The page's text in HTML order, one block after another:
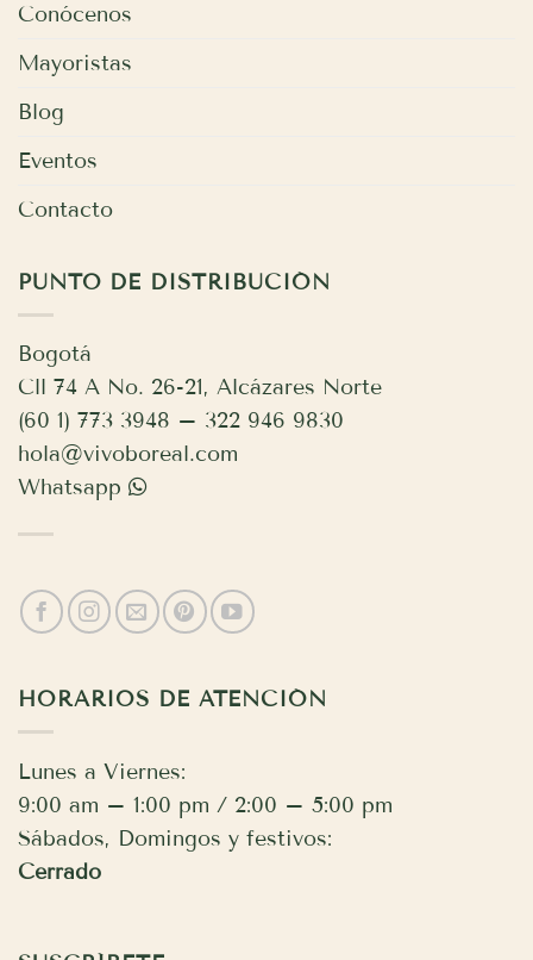
Conócenos
Mayoristas
Blog
Eventos
Contacto
PUNTO DE DISTRIBUCIÓN
Bogotá
Cll 74 A No. 26-21, Alcázares Norte
(60 1) 773 3948 – 322 946 9830
hola@vivoboreal.com
Whatsapp
HORARIOS DE ATENCIÓN
Lunes a Viernes:
9:00 am – 1:00 pm / 2:00 – 5:00 pm
Sábados, Domingos y festivos:
Cerrado